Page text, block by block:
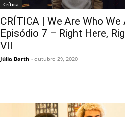
Crítica
CRÍTICA | We Are Who We
Episódio 7 – Right Here,
VII
Júlia Barth - outubro 29, 2020